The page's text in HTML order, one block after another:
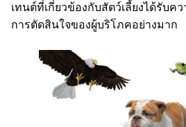
เทนต์ที่เกี่ยวข้องกับสัตว์เลี้ยงได้รับ
การตัดสินใจของผู้บริโภคอย่างมาก